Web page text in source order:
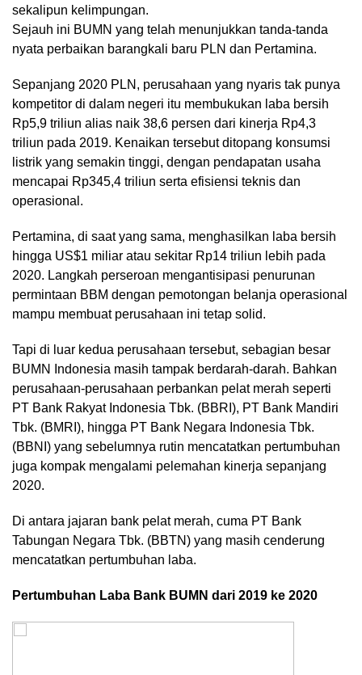
sekalipun kelimpungan.
Sejauh ini BUMN yang telah menunjukkan tanda-tanda
nyata perbaikan barangkali baru PLN dan Pertamina.
Sepanjang 2020 PLN, perusahaan yang nyaris tak punya
kompetitor di dalam negeri itu membukukan laba bersih
Rp5,9 triliun alias naik 38,6 persen dari kinerja Rp4,3
triliun pada 2019. Kenaikan tersebut ditopang konsumsi
listrik yang semakin tinggi, dengan pendapatan usaha
mencapai Rp345,4 triliun serta efisiensi teknis dan
operasional.
Pertamina, di saat yang sama, menghasilkan laba bersih
hingga US$1 miliar atau sekitar Rp14 triliun lebih pada
2020. Langkah perseroan mengantisipasi penurunan
permintaan BBM dengan pemotongan belanja operasional
mampu membuat perusahaan ini tetap solid.
Tapi di luar kedua perusahaan tersebut, sebagian besar
BUMN Indonesia masih tampak berdarah-darah. Bahkan
perusahaan-perusahaan perbankan pelat merah seperti
PT Bank Rakyat Indonesia Tbk. (BBRI), PT Bank Mandiri
Tbk. (BMRI), hingga PT Bank Negara Indonesia Tbk.
(BBNI) yang sebelumnya rutin mencatatkan pertumbuhan
juga kompak mengalami pelemahan kinerja sepanjang
2020.
Di antara jajaran bank pelat merah, cuma PT Bank
Tabungan Negara Tbk. (BBTN) yang masih cenderung
mencatatkan pertumbuhan laba.
Pertumbuhan Laba Bank BUMN dari 2019 ke 2020